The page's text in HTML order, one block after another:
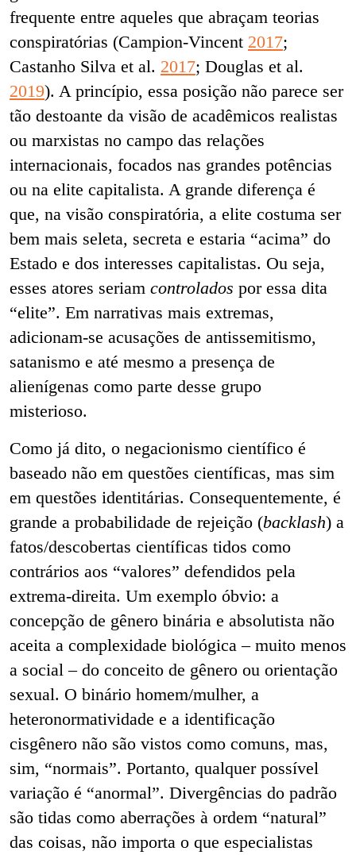
frequente entre aqueles que abraçam teorias
conspiratórias (Campion-Vincent 2017;
Castanho Silva et al. 2017; Douglas et al.
2019). A princípio, essa posição não parece ser
tão destoante da visão de acadêmicos realistas
ou marxistas no campo das relações
internacionais, focados nas grandes potências
ou na elite capitalista. A grande diferença é
que, na visão conspiratória, a elite costuma ser
bem mais seleta, secreta e estaria “acima” do
Estado e dos interesses capitalistas. Ou seja,
esses atores seriam controlados por essa dita
“elite”. Em narrativas mais extremas,
adicionam-se acusações de antissemitismo,
satanismo e até mesmo a presença de
alienígenas como parte desse grupo
misterioso.
Como já dito, o negacionismo científico é
baseado não em questões científicas, mas sim
em questões identitárias. Consequentemente, é
grande a probabilidade de rejeição (backlash) a
fatos/descobertas científicas tidos como
contrários aos “valores” defendidos pela
extrema-direita. Um exemplo óbvio: a
concepção de gênero binária e absolutista não
aceita a complexidade biológica – muito menos
a social – do conceito de gênero ou orientação
sexual. O binário homem/mulher, a
heteronormatividade e a identificação
cisgênero não são vistos como comuns, mas,
sim, “normais”. Portanto, qualquer possível
variação é “anormal”. Divergências do padrão
são tidas como aberrações à ordem “natural”
das coisas, não importa o que especialistas